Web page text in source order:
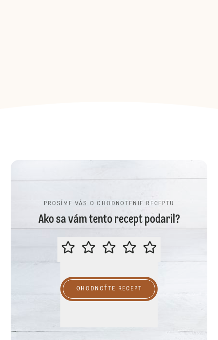
PROSÍME VÁS O OHODNOTENIE RECEPTU
Ako sa vám tento recept podaril?
PROSÍME VÁS O OHODNOTENIE
OHODNOŤTE RECEPT